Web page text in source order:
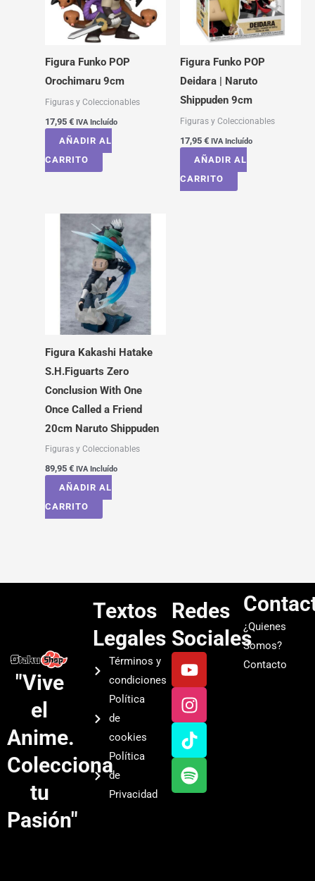
Figura Funko POP
Orochimaru 9cm
Figuras y Coleccionables
17,95 € IVA Incluído
AÑADIR AL
CARRITO
Figura Funko POP
Deidara | Naruto
Shippuden 9cm
Figuras y Coleccionables
17,95 € IVA Incluído
AÑADIR AL
CARRITO
Figura Kakashi Hatake
S.H.Figuarts Zero
Conclusion With One
Once Called a Friend
20cm Naruto Shippuden
Figuras y Coleccionables
89,95 € IVA Incluído
AÑADIR AL
CARRITO
"Vive
el
Anime.
Colecciona
tu
Pasión"
Textos
Legales
Términos y
condiciones
Política
de
cookies
Política
de
Privacidad
Redes
Sociales
Y
o
u
t
u
b
e
I
n
s
t
a
g
r
a
T
i
k
t
o
k
S
p
o
t
i
f
y
¿Quienes
Somos?
Contacto